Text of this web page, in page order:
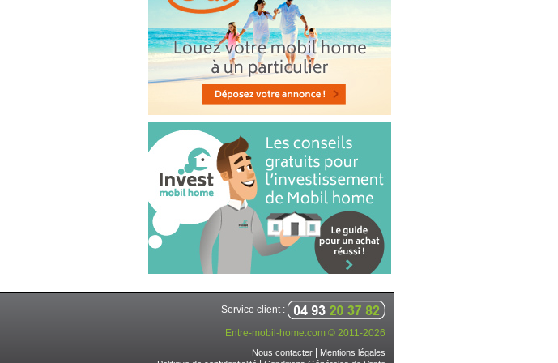
Service client :
Entre-mobil-home.com © 2011-2026
Nous contacter
Mentions légales